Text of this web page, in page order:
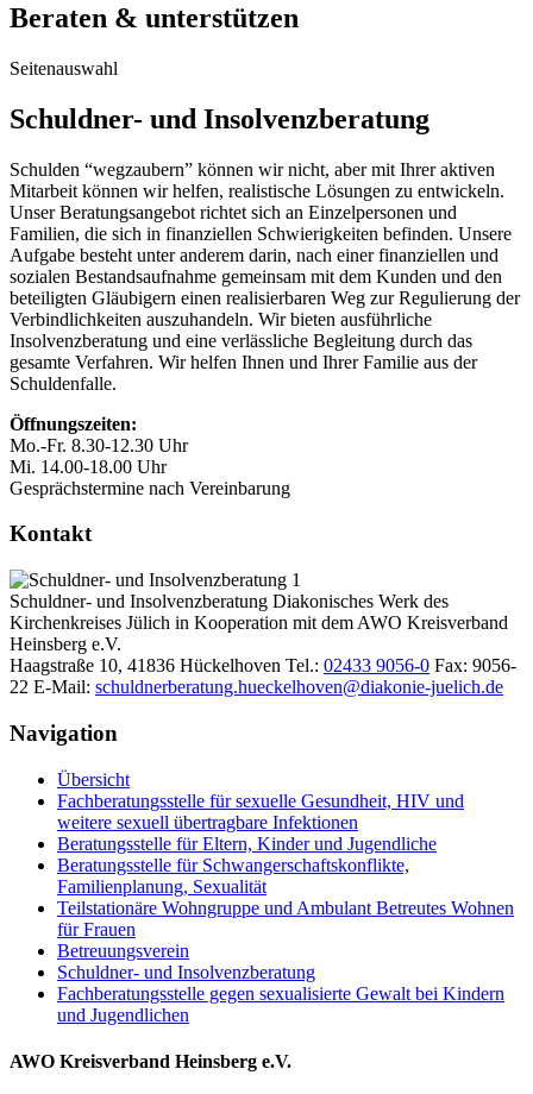
Beraten & unterstützen
Seitenauswahl
Schuldner- und Insolvenzberatung
Schulden “wegzaubern” können wir nicht, aber mit Ihrer aktiven
Mitarbeit können wir helfen, realistische Lösungen zu entwickeln.
Unser Beratungsangebot richtet sich an Einzelpersonen und
Familien, die sich in finanziellen Schwierigkeiten befinden. Unsere
Aufgabe besteht unter anderem darin, nach einer finanziellen und
sozialen Bestandsaufnahme gemeinsam mit dem Kunden und den
beteiligten Gläubigern einen realisierbaren Weg zur Regulierung der
Verbindlichkeiten auszuhandeln. Wir bieten ausführliche
Insolvenzberatung und eine verlässliche Begleitung durch das
gesamte Verfahren. Wir helfen Ihnen und Ihrer Familie aus der
Schuldenfalle.
Öffnungszeiten:
Mo.-Fr. 8.30-12.30 Uhr
Mi. 14.00-18.00 Uhr
Gesprächstermine nach Vereinbarung
Kontakt
Schuldner- und Insolvenzberatung Diakonisches Werk des
Kirchenkreises Jülich in Kooperation mit dem AWO Kreisverband
Heinsberg e.V.
Haagstraße 10, 41836 Hückelhoven Tel.: 02433 9056-0 Fax: 9056-
22 E-Mail: schuldnerberatung.hueckelhoven@diakonie-juelich.de
Navigation
Übersicht
Fachberatungsstelle für sexuelle Gesundheit, HIV und
weitere sexuell übertragbare Infektionen
Beratungsstelle für Eltern, Kinder und Jugendliche
Beratungsstelle für Schwangerschaftskonflikte,
Familienplanung, Sexualität
Teilstationäre Wohngruppe und Ambulant Betreutes Wohnen
für Frauen
Betreuungsverein
Schuldner- und Insolvenzberatung
Fachberatungsstelle gegen sexualisierte Gewalt bei Kindern
und Jugendlichen
AWO Kreisverband Heinsberg e.V.